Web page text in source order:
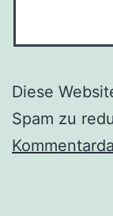
Diese
Spam zu